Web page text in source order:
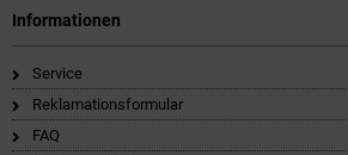
Informationen
Service
Reklamationsformular
FAQ